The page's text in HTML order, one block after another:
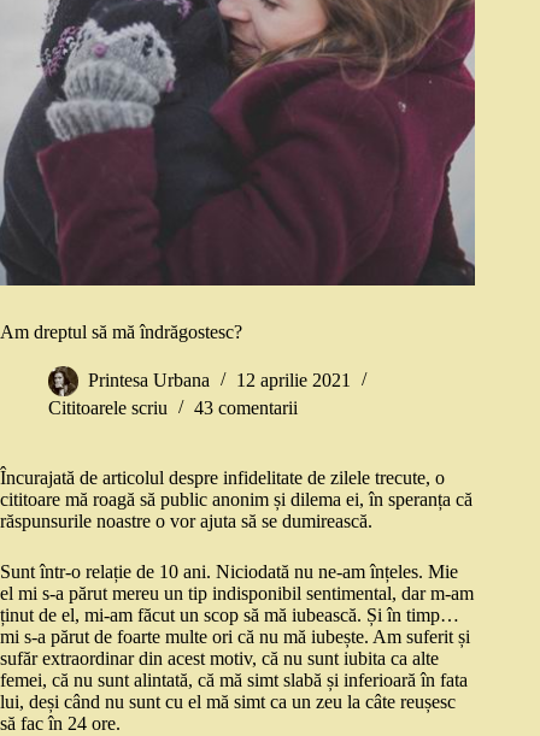
Am dreptul să mă îndrăgostesc?
Printesa Urbana
12 aprilie 2021
Cititoarele scriu
43 comentarii
Încurajată de articolul despre infidelitate de zilele trecute, o
cititoare mă roagă să public anonim și dilema ei, în speranța că
răspunsurile noastre o vor ajuta să se dumirească.
Sunt într-o relație de 10 ani. Niciodată nu ne-am înțeles. Mie
el mi s-a părut mereu un tip indisponibil sentimental, dar m-am
ținut de el, mi-am făcut un scop să mă iubească. Și în timp…
mi s-a părut de foarte multe ori că nu mă iubește. Am suferit și
sufăr extraordinar din acest motiv, că nu sunt iubita ca alte
femei, că nu sunt alintată, că mă simt slabă și inferioară în fata
lui, deși când nu sunt cu el mă simt ca un zeu la câte reușesc
să fac în 24 ore.